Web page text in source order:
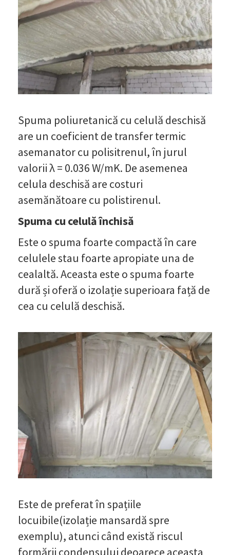
Spuma poliuretanică cu celulă deschisă
are un coeficient de transfer termic
asemanator cu polisitrenul, în jurul
valorii λ = 0.036 W/mK. De asemenea
celula deschisă are costuri
asemănătoare cu polistirenul.
Spuma cu celulă închisă
Este o spuma foarte compactă în care
celulele stau foarte apropiate una de
cealaltă. Aceasta este o spuma foarte
dură și oferă o izolație superioara față de
cea cu celulă deschisă.
Este de preferat în spațiile
locuibile(izolație mansardă spre
exemplu), atunci când există riscul